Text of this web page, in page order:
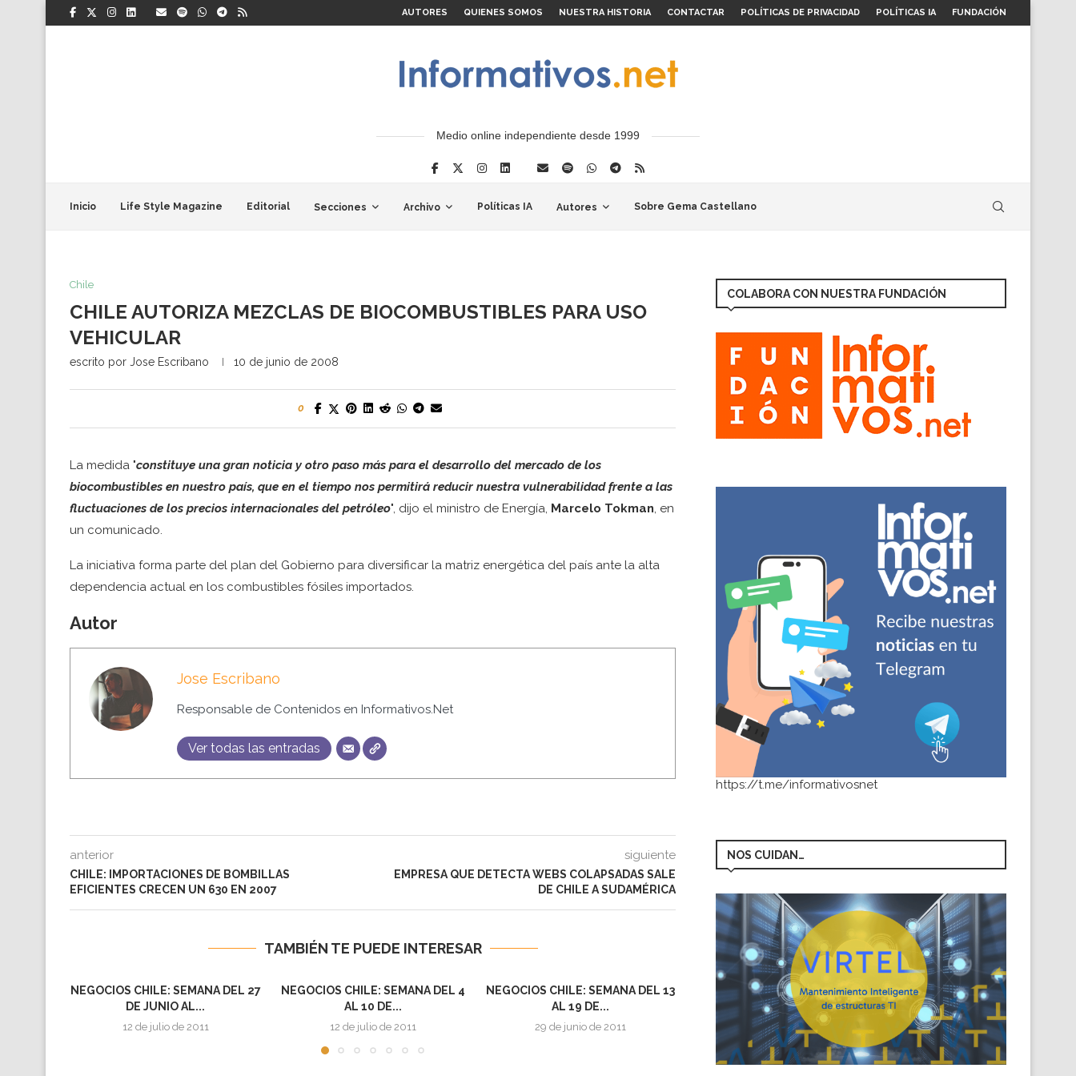
AUTORES QUIENES SOMOS NUESTRA HISTORIA CONTACTAR POLÍTICAS DE PRIVACIDAD POLÍTICAS IA FUNDACIÓN
Medio online independiente desde 1999
Inicio Life Style Magazine Editorial Secciones Archivo Políticas IA Autores Sobre Gema Castellano
Chile
CHILE AUTORIZA MEZCLAS DE BIOCOMBUSTIBLES PARA USO
VEHICULAR
escrito por Jose Escribano 10 de junio de 2008
0
La medida "constituye una gran noticia y otro paso más para el desarrollo del mercado de los
biocombustibles en nuestro país, que en el tiempo nos permitirá reducir nuestra vulnerabilidad frente a las
fluctuaciones de los precios internacionales del petróleo", dijo el ministro de Energía, Marcelo Tokman, en
un comunicado.
La iniciativa forma parte del plan del Gobierno para diversificar la matriz energética del país ante la alta
dependencia actual en los combustibles fósiles importados.
Autor
Jose Escribano
Responsable de Contenidos en Informativos.Net
Ver todas las entradas
anterior
CHILE: IMPORTACIONES DE BOMBILLAS
EFICIENTES CRECEN UN 630 EN 2007
siguiente
EMPRESA QUE DETECTA WEBS COLAPSADAS SALE
DE CHILE A SUDAMÉRICA
TAMBIÉN TE PUEDE INTERESAR
NEGOCIOS CHILE: SEMANA DEL 27
DE JUNIO AL...
12 de julio de 2011
NEGOCIOS CHILE: SEMANA DEL 4
AL 10 DE...
12 de julio de 2011
NEGOCIOS CHILE: SEMANA DEL 13
AL 19 DE...
29 de junio de 2011
NEGOCIOS CHILE: SEMANA DEL 20
AL 26 DE...
29 de junio de 2011
COLABORA CON NUESTRA FUNDACIÓN
https://t.me/informativosnet
NOS CUIDAN…